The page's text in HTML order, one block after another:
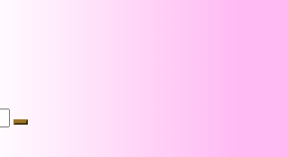
Suche